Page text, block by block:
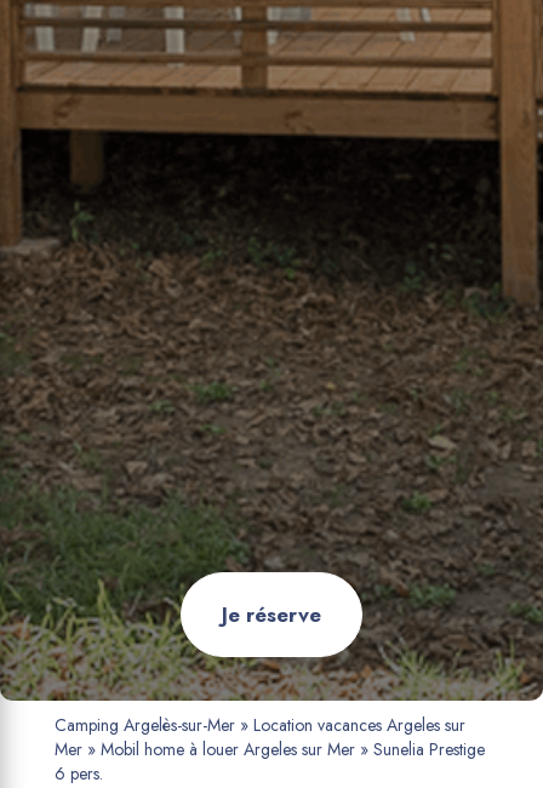
Je réserve
Camping Argelès-sur-Mer» Location vacances Argeles sur
Mer» Mobil home à louer Argeles sur Mer» Sunelia Prestige
6 pers.